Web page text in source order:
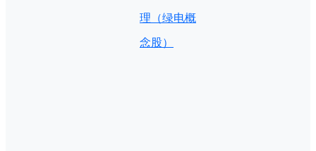
理（绿电概
念股）